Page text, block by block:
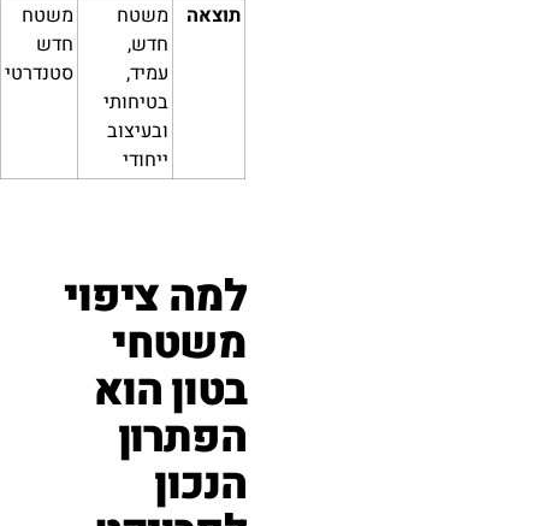
תוצאה
משטח
חדש,
עמיד,
בטיחותי
ובעיצוב
ייחודי
משטח
חדש
סטנדרטי
למה ציפוי
משטחי
בטון הוא
הפתרון
הנכון